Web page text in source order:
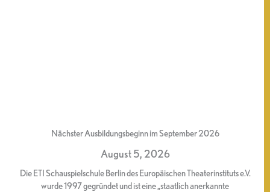
Nächster Ausbildungsbeginn im September 2026
August 5, 2026
Die ETI Schauspielschule Berlin des Europäischen Theaterinstituts e.V.
wurde 1997 gegründet und ist eine „staatlich anerkannte